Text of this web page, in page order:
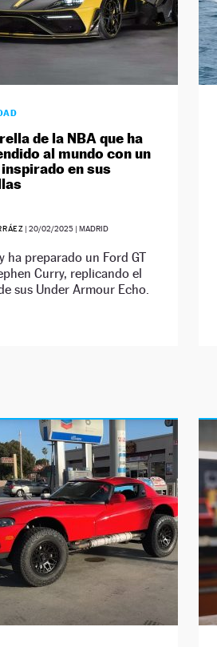
de la NBA que ha
al mundo con un
en sus
|20/02/2025 | MADRID
ha preparado un Ford GT
Curry, replicando el
sus Under Armour Echo.